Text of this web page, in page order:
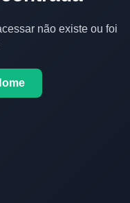
não existe ou foi